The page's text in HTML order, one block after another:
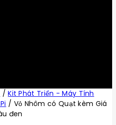
/ Kit Phát Triển - Máy Tính
/ Vỏ Nhôm có Quạt kèm Giá
đen